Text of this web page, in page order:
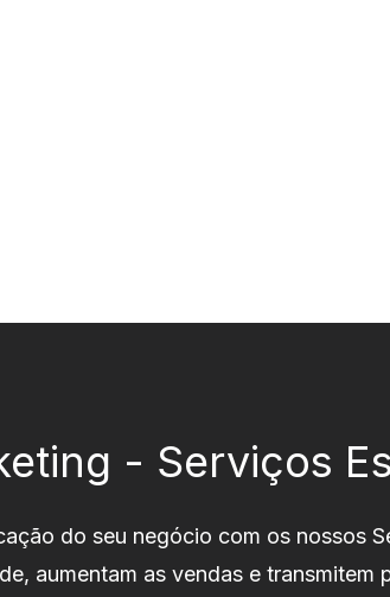
- Serviços
do seu negócio com os nossos
aumentam as vendas e transmitem